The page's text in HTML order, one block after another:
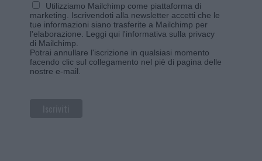
Utilizziamo Mailchimp come piattaforma di
marketing. Iscrivendoti alla newsletter accetti che le
tue informazioni siano trasferite a Mailchimp per
l'elaborazione. Leggi qui l'informativa sulla privacy
di Mailchimp
Potrai annullare l'iscrizione in qualsiasi momento
facendo clic sul collegamento nel piè di pagina delle
nostre e-mail.